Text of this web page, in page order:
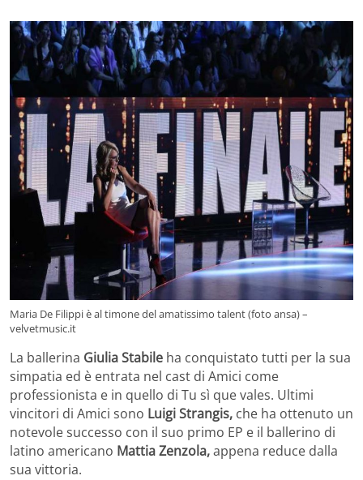
Maria De Filippi è al timone del amatissimo talent (foto ansa) –
velvetmusic.it
La ballerina Giulia Stabile ha conquistato tutti per la sua
simpatia ed è entrata nel cast di Amici come
professionista e in quello di Tu sì que vales. Ultimi
vincitori di Amici sono Luigi Strangis, che ha ottenuto un
notevole successo con il suo primo EP e il ballerino di
latino americano Mattia Zenzola,appena reduce dalla
sua vittoria.